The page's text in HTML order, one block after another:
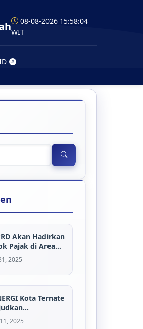
08-08-2026 15:58:05
WIT
Akan Hadirkan
Pajak di Area
D...
2025
Kota Ternate
Retrib...
2025